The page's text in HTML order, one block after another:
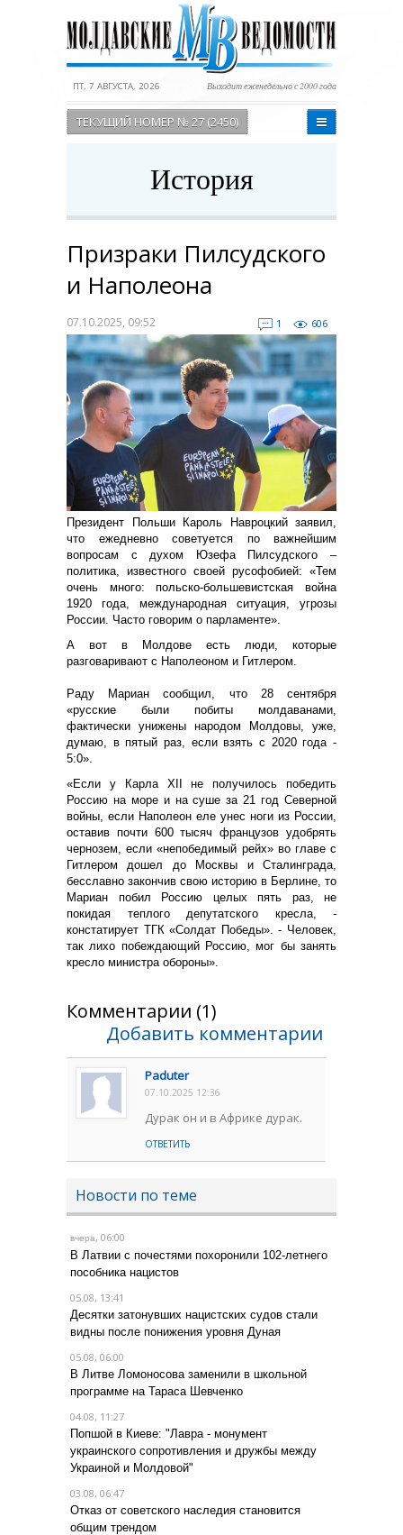
ПТ, 7 АВГУСТА, 2026 Выходит еженедельно с 2000 года
ТЕКУЩИЙ НОМЕР № 27 (2450)
История
Призраки Пилсудского
и Наполеона
07.10.2025, 09:52 1 606
Президент Польши Кароль Навроцкий заявил,
что ежедневно советуется по важнейшим
вопросам с духом Юзефа Пилсудского –
политика, известного своей русофобией: «Тем
очень много: польско-большевистская война
1920 года, международная ситуация, угрозы
России. Часто говорим о парламенте».
А вот в Молдове есть люди, которые
разговаривают с Наполеоном и Гитлером.
Раду Мариан сообщил, что 28 сентября
«русские были побиты молдаванами,
фактически унижены народом Молдовы, уже,
думаю, в пятый раз, если взять с 2020 года -
5:0».
«Если у Карла XII не получилось победить
Россию на море и на суше за 21 год Северной
войны, если Наполеон еле унес ноги из России,
оставив почти 600 тысяч французов удобрять
чернозем, если «непобедимый рейх» во главе с
Гитлером дошел до Москвы и Сталинграда,
бесславно закончив свою историю в Берлине, то
Мариан побил Россию целых пять раз, не
покидая теплого депутатского кресла, -
констатирует ТГК «Солдат Победы». - Человек,
так лихо побеждающий Россию, мог бы занять
кресло министра обороны».
Комментарии (1)
Добавить комментарии
Paduter
07.10.2025 12:36
Дурак он и в Африке дурак.
ОТВЕТИТЬ
Новости по теме
вчера, 06:00
В Латвии с почестями похоронили 102-летнего
пособника нацистов
05.08, 13:41
Десятки затонувших нацистских судов стали
видны после понижения уровня Дуная
05.08, 06:00
В Литве Ломоносова заменили в школьной
программе на Тараса Шевченко
04.08, 11:27
Попшой в Киеве: "Лавра - монумент
украинского сопротивления и дружбы между
Украиной и Молдовой"
03.08, 06:47
Отказ от советского наследия становится
общим трендом